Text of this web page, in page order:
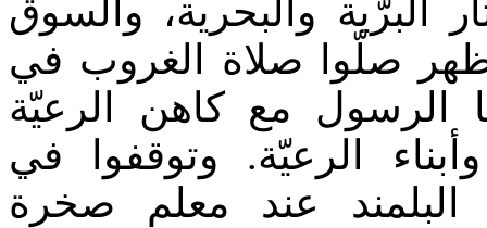
البرّية والبحرية، والسوق
صلّوا صلاة الغروب في
الرسول مع كاهن الرعيّة
الرعيّة. وتوقفوا في
عند معلم صخرة